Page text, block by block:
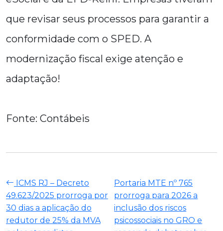
que revisar seus processos para garantir a
conformidade com o SPED. A
modernização fiscal exige atenção e
adaptação!
Fonte: Contábeis
ICMS RJ – Decreto
49.623/2025 prorroga por
30 dias a aplicação do
redutor de 25% da MVA
Portaria MTE nº 765
prorroga para 2026 a
inclusão dos riscos
psicossociais no GRO e